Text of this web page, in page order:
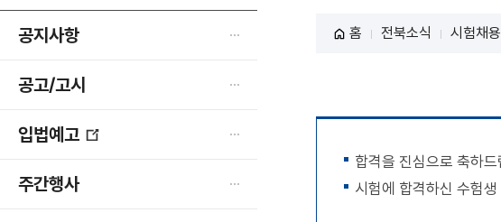
공지사항
공고/고시
입법예고
주간행사
홈 전북소식 시험채용
합격을 진심으로 축하드
시험에 합격하신 수험